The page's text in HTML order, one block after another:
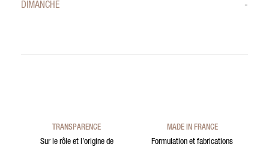
DIMANCHE
-
TRANSPARENCE
Sur le rôle et l’origine de
MADE IN FRANCE
Formulation et fabrications